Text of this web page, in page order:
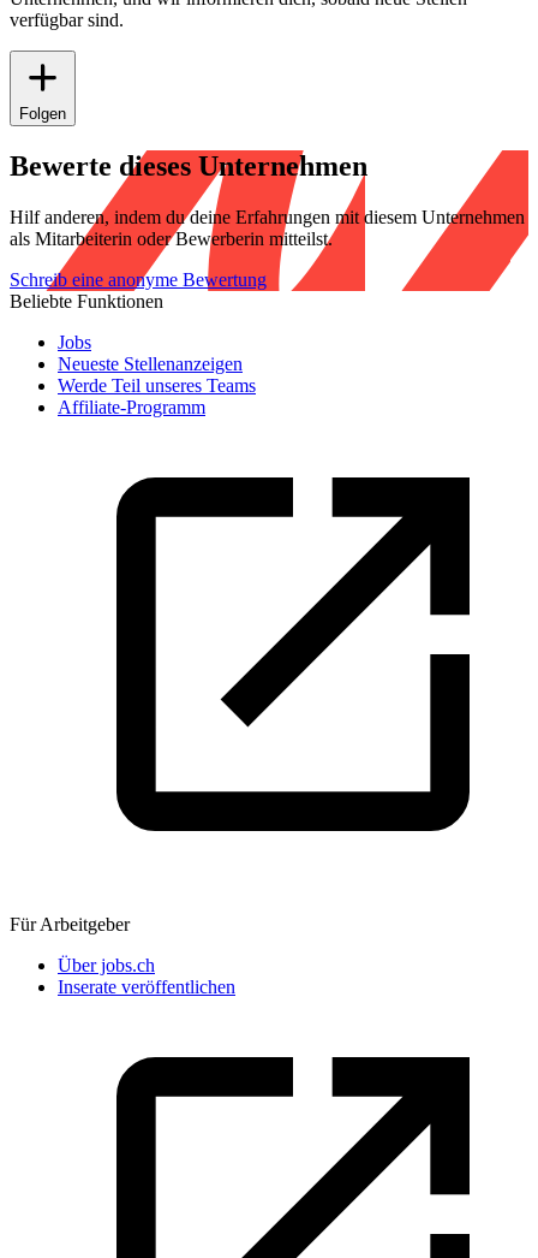
verfügbar sind.
Folgen
Bewerte dieses Unternehmen
Hilf anderen, indem du deine Erfahrungen mit diesem Unternehmen
als Mitarbeiterin oder Bewerberin mitteilst.
Schreib eine anonyme Bewertung
Beliebte Funktionen
Jobs
Neueste Stellenanzeigen
Werde Teil unseres Teams
Affiliate-Programm
Für Arbeitgeber
Über jobs.ch
Inserate veröffentlichen